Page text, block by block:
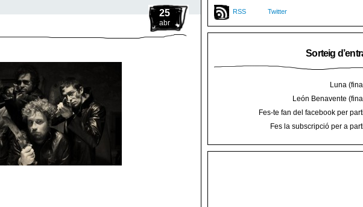
25
abr
RSS Twitter
Sorteig
Luna
León Benavente
Fes-te fan del facebook per
Fes la subscripció per a